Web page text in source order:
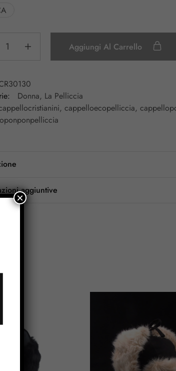
Aggiungi Al Carrello
Donna, La Pelliccia
,cappelloecopelliccia,
aggiuntive
×